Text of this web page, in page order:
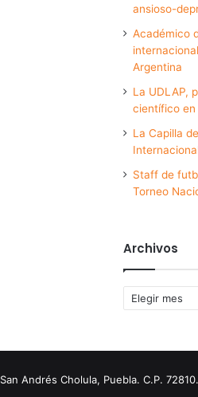
ansioso-
Académico
Argentina
La UDLAP,
científico en
La Capilla
Staff de
Torneo
Archivos
Archivos
Andrés Cholula, Puebla. C.P.